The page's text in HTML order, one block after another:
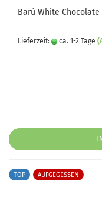
Barú White
Lieferzeit: ca. 1-2 Tage
TOP AUFGEGESSEN